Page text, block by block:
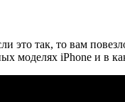
это так, то вам
моделях iPhone и в